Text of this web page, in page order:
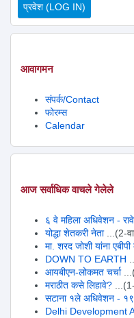
आवागमन
संपर्क/Contact
फोरम्स
Calendar
आज सर्वाधिक वाचले गेलेले
६ वे महिला अधिवेशन -
योद्धा शेतकरी नेता
...(2-
मा. शरद जोशी यांना
DOWN TO EARTH
आयबीएन-लोकमत चर्चा
मराठीत कसे लिहावे?
सटाना १ले अधिवेशन -
Delhi Development